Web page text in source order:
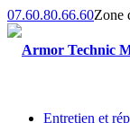
07.60.80.66.60Zone
Entretien et